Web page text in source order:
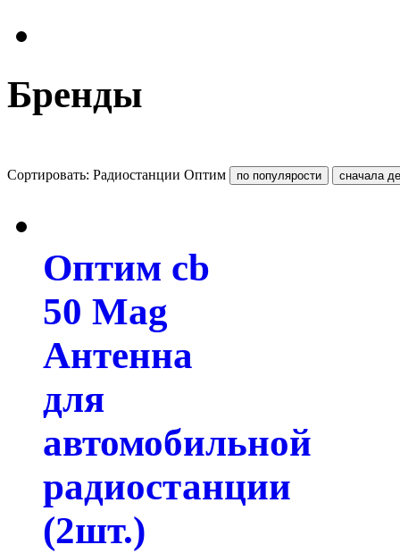
Бренды
Сортировать: Радиостанции Оптим
Оптим cb
50 Mag
Антенна
для
автомобильной
радиостанции
(2шт.)